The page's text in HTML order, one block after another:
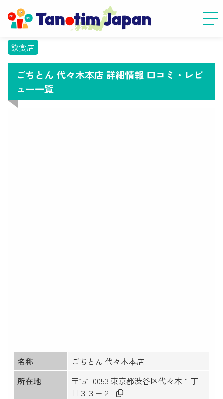
飲食店
ごちとん 代々木本店 詳細情報 口コミ・レビ
ュー一覧
名称
ごちとん 代々木本店
所在地
〒151-0053 東京都渋谷区代々木１丁
目３３−２